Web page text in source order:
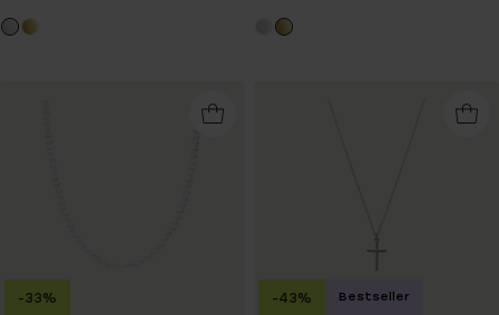
-33% -43% Bestseller